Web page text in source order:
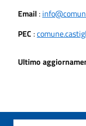
Email :
PEC :
Ultimo